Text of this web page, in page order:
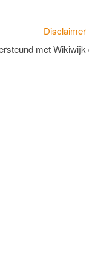
Disclaimer
met Wikiwijk